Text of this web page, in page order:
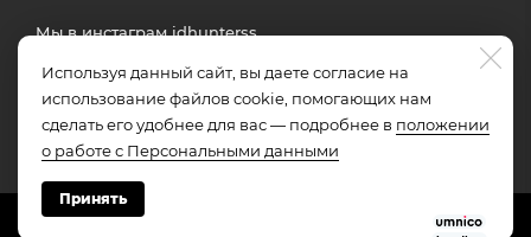
Используя данный сайт, вы даете согласие на
использование файлов cookie, помогающих нам
сделать его удобнее для вас — подробнее в положении
о работе с Персональными данными
Принять
Мы в инстаграмidhunterss
Доставка во все регионы России